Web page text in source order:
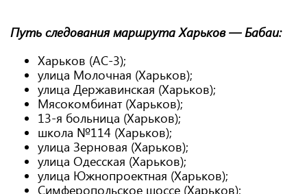
Путь следования маршрута Харьков — Бабаи:
Харьков (АС-3);
улица Молочная (Харьков);
улица Державинская (Харьков);
Мясокомбинат (Харьков);
13-я больница (Харьков);
школа №114 (Харьков);
улица Зерновая (Харьков);
улица Одесская (Харьков);
улица Южнопроектная (Харьков);
Симферопольское шоссе (Харьков);